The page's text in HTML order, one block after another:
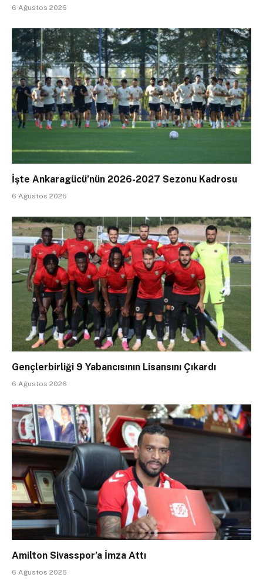
6 Ağustos 2026
İşte Ankaragücü’nün 2026-2027 Sezonu Kadrosu
6 Ağustos 2026
Gençlerbirliği 9 Yabancısının Lisansını Çıkardı
6 Ağustos 2026
Amilton Sivasspor’a İmza Attı
6 Ağustos 2026